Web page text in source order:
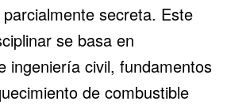
secreta. Este
se basa en
ingeniería civil, fundamentos
de combustible